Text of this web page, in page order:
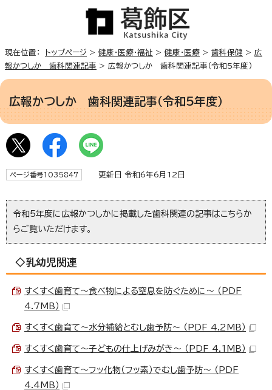
現在位置： トップページ > 健康・医療・福祉 > 健康・医療 > 歯科保健 > 広
報かつしか 歯科関連記事 > 広報かつしか 歯科関連記事（令和5年度）
広報かつしか 歯科関連記事（令和5年度）
ページ番号1035847 更新日 令和6年6月12日
令和5年度に広報かつしかに掲載した歯科関連の記事はこちらか
らご覧いただけます。
◇乳幼児関連
すくすく歯育て～食べ物による窒息を防ぐために～ （PDF
4.7MB）
すくすく歯育て～水分補給とむし歯予防～ （PDF 4.2MB）
すくすく歯育て～子どもの仕上げみがき～ （PDF 4.1MB）
すくすく歯育て～フッ化物（フッ素）でむし歯予防～ （PDF
4.4MB）